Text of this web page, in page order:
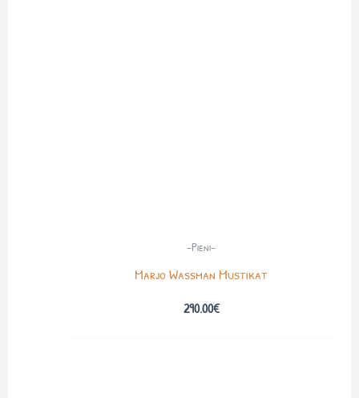
-Pieni-
Marjo Wassman Mustikat
290.00€